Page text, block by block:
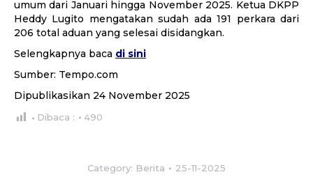
umum dari Januari hingga November 2025. Ketua DKPP
Heddy Lugito mengatakan sudah ada 191 perkara dari
206 total aduan yang selesai disidangkan.
Selengkapnya baca di sini
Sumber: Tempo.com
Dipublikasikan 24 November 2025
Dibaca : 490
Category: Berita 25-11-2025